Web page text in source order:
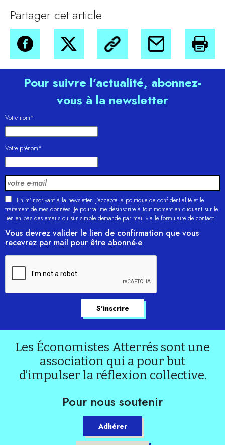
Partager cet article
Pour suivre l’actualité, abonnez-
vous à la newsletter
Votre nom*
Votre prénom*
En m'inscrivant à la newsletter, j’accepte la politique de confidentialité et le
traitement de mes données. Je pourrai me désinscrire à tout moment en cliquant sur le
lien en bas des emails ou sur simple demande par mail via le formulaire de contact.
Vous devrez valider le lien de confirmation que vous
recevrez par mail pour être abonné·e
Les Économistes Atterrés sont une
association qui a pour but
d’impulser la réflexion collective.
Pour nous soutenir
Adhérer